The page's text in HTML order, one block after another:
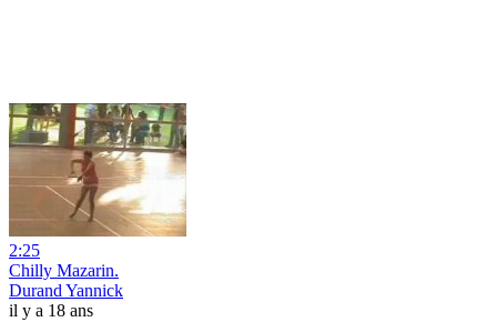
2:25
Chilly Mazarin.
Durand Yannick
il y a 18 ans